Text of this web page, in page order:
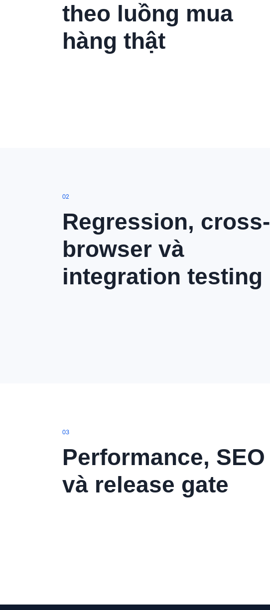
theo luồng mua
hàng thật
02
Regression, cross-
browser và
integration testing
03
Performance, SEO
và release gate